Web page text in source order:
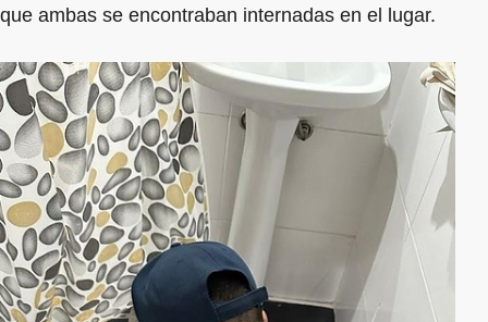
que ambas se encontraban internadas en el lugar.